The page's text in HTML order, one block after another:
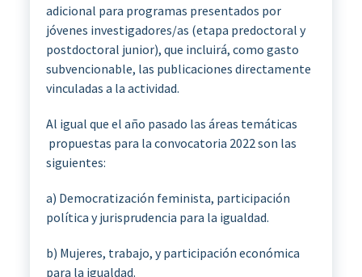
adicional para programas presentados por
jóvenes investigadores/as (etapa predoctoral y
postdoctoral junior), que incluirá, como gasto
subvencionable, las publicaciones directamente
vinculadas a la actividad.
Al igual que el año pasado las áreas temáticas
propuestas para la convocatoria 2022 son las
siguientes:
a) Democratización feminista, participación
política y jurisprudencia para la igualdad.
b) Mujeres, trabajo, y participación económica
para la igualdad.